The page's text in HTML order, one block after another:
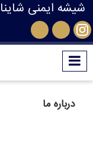
شیشه ایمنی شاینا
درباره ما